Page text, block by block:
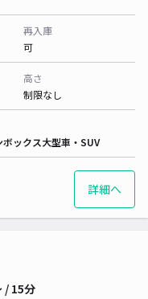
再入庫
可
高さ
制限なし
ボックス大型車・SUV
詳細へ
/ 15分